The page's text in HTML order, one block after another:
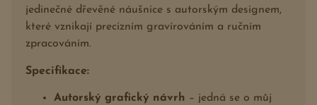
jedinečné dřevěné náušnice s autorským designem,
které vznikají precizním gravírováním a ručním
zpracováním.
Specifikace:
Autorský grafický návrh – jedná se o můj